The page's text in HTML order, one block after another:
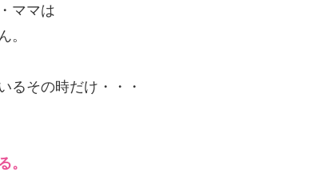
ママは
。
るその時だけ・・・
。